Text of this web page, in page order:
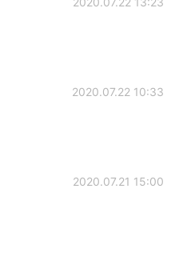
2020.07.22 10:33
2020.07.21 15:00